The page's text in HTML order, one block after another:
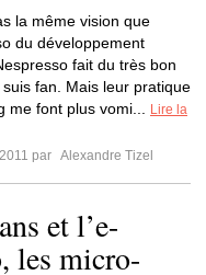
la même vision que
du développement
fait du très bon
fan. Mais leur pratique
me font plus vomi...
Lire la
par Alexandre Tizel
et l’e-
les micro-